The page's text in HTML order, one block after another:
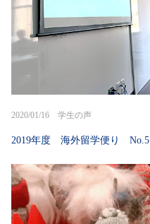
2020/01/16 学生の声
2019年度 海外留学便り No.5